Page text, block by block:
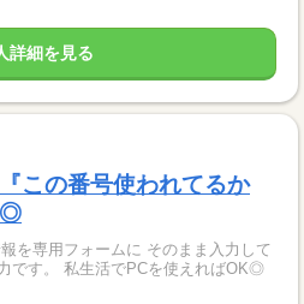
詳細を見る
この番号使われてるか
◎
です。 私生活でPCを使えればOK◎